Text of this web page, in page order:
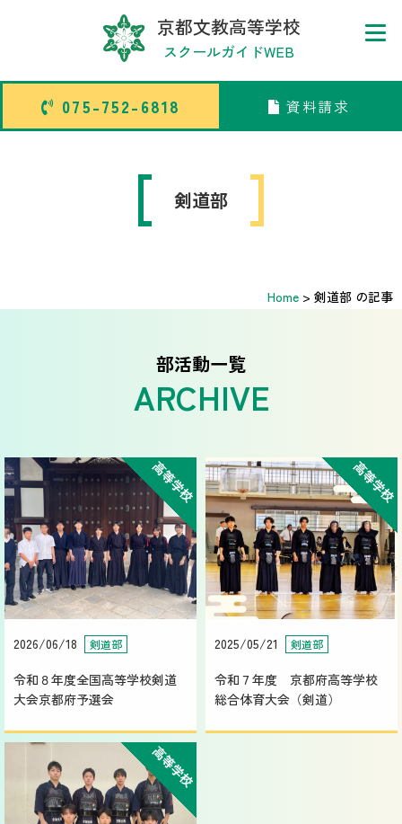
075-752-6818 資料請求
卒業生メッセージ
京都文教高等学校
スクールガイドWEB
075-752-6818 資料請求
剣道部
Home > 剣道部 の記事
部活動一覧
高等学校
2026/06/18 剣道部
令和８年度全国高等学校剣道
大会京都府予選会
高等学校
2025/05/21 剣道部
令和７年度 京都府高等学校
総合体育大会（剣道）
高等学校